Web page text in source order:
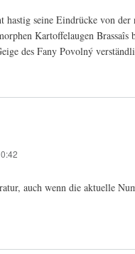
seine Eindrücke von der
Kartoffelaugen
des Fany Povolný
auch wenn die aktuelle